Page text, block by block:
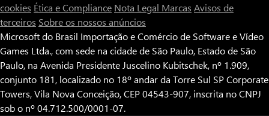
cookies Ética e Compliance Nota Legal Marcas Avisos de
terceiros Sobre os nossos anúncios
Microsoft do Brasil Importação e Comércio de Software e Vídeo
Games Ltda., com sede na cidade de São Paulo, Estado de São
Paulo, na Avenida Presidente Juscelino Kubitschek, nº 1.909,
conjunto 181, localizado no 18º andar da Torre Sul SP Corporate
Towers, Vila Nova Conceição, CEP 04543-907, inscrita no CNPJ
sob o nº 04.712.500/0001-07.